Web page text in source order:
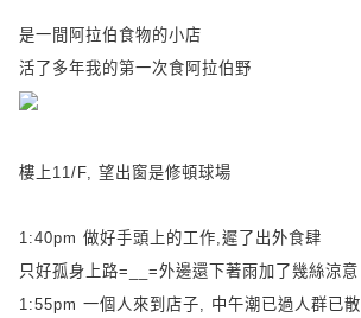
是一間阿拉伯食物的小店
活了多年我的第一次食阿拉伯野
樓上 11/F, 望出窗是修頓球場
1:40pm 做好手頭上的工作,遲了出外食肆
只好孤身上路=__=外邊還下著雨加了幾絲涼意
1:55pm 一個人來到店子, 中午潮已過人群已散